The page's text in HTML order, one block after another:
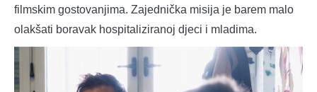
filmskim gostovanjima. Zajednička misija je barem malo
olakšati boravak hospitaliziranoj djeci i mladima.